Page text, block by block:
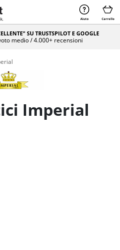
Aiuto Carrello
SICURO & RATEIZZABILE
al 100%
Imperial